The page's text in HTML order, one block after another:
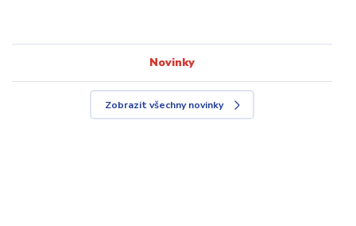
Novinky
Zobrazit všechny novinky